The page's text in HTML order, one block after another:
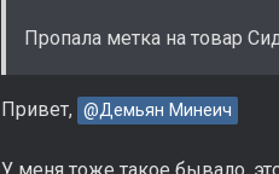
Пропала метка на товар
Привет, @Демьян Минеич